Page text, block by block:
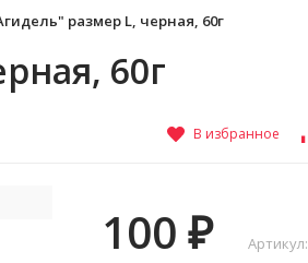
размер L, черная, 60г
60г
В избранное
Артикул:
100₽